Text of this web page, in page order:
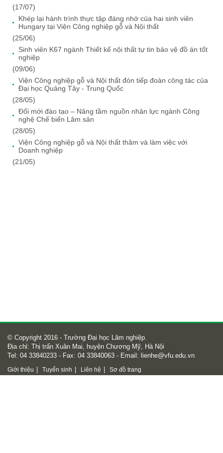
(17/07)
Khép lại hành trình thực tập đáng nhớ của hai sinh viên
Hungary tại Viện Công nghiệp gỗ và Nội thất
(25/06)
Sinh viên K67 ngành Thiết kế nội thất tự tin bảo vệ đồ án tốt
nghiệp
(09/06)
Viện Công nghiệp gỗ và Nội thất đón tiếp đoàn công tác của
Đại học Quảng Tây - Trung Quốc
(28/05)
Đổi mới đào tạo – Nâng tầm nguồn nhân lực ngành Công
nghệ Chế biến Lâm sản
(28/05)
Viện Công nghiệp gỗ và Nội thất thăm và làm việc với
Doanh nghiệp
(21/05)
© Copyright 2016 - Trường Đại học Lâm nghiệp.
Địa chỉ: Thị trấn Xuân Mai, huyện Chương Mỹ, Hà Nội
Tel: 04 33840233 - Fax: 04 33840063 - Email: lienhe@vfu.edu.vn
Giới thiệu Tuyển sinh Liên hệ Sơ đồ trang